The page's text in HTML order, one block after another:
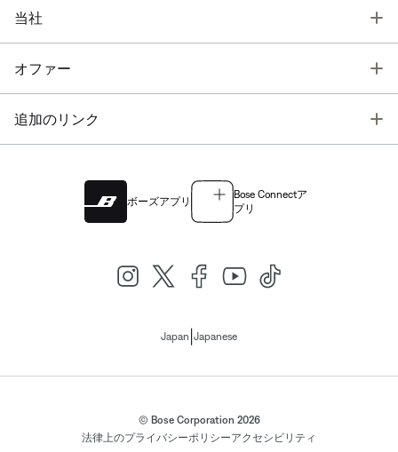
当社
オファー
追加のリンク
ボーズアプリ
Bose Connectア
プリ
Japan Japanese
© Bose Corporation 2026
法律上のプライバシーポリシーアクセシビリティ